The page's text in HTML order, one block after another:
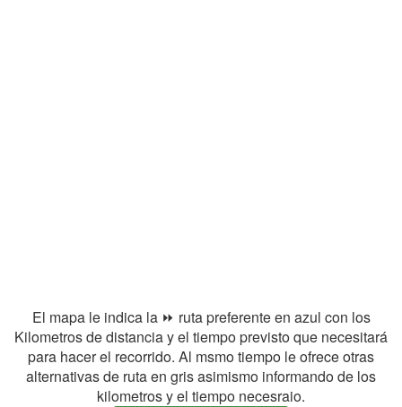
El mapa le indica la ⏩ ruta preferente en azul con los
Kilometros de distancia y el tiempo previsto que necesitará
para hacer el recorrido. Al msmo tiempo le ofrece otras
alternativas de ruta en gris asimismo informando de los
kilometros y el tiempo necesraio.